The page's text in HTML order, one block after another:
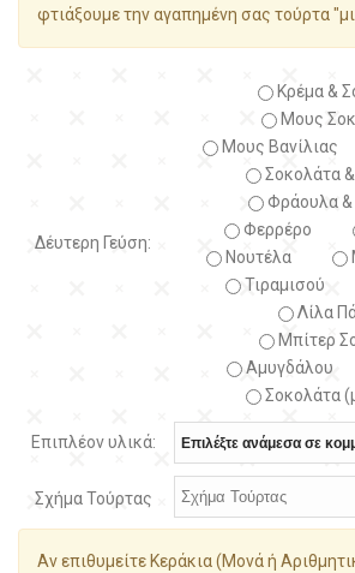
φτιάξουμε την αγαπημένη σας τούρτα
Δέυτερη Γεύση:
Κρέμα &
Μους
Μους Βανίλιας
Σοκολάτα
Φράουλα
Φερρέρο
Νουτέλα
Τιραμισού
Λίλα
Μπίτερ
Αμυγδάλου
Σοκολάτα
Επιπλέον υλικά:
Σχήμα Τούρτας
Αν επιθυμείτε Κεράκια (Μονά ή